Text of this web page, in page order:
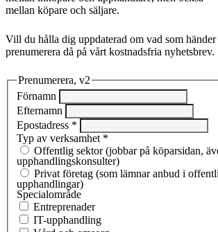
mellan köpare och säljare.
Vill du hålla dig uppdaterad om vad som
prenumerera då på vårt kostnadsfria nyhetsbrev.
Prenumerera, v2
Förnamn
Efternamn
Epostadress *
Typ av verksamhet *
Offentlig sektor (jobbar på köparsidan,
upphandlingskonsulter)
Privat företag (som lämnar anbud i
upphandlingar)
Specialområde
Entreprenad­er
IT-upphandling